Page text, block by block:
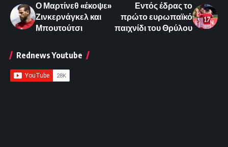
Ο Μαρτίνεθ «έκοψε»
Ζινκερνάγκελ και
Μπουτούτσι
Εντός έδρας το
πρώτο ευρωπαϊκό
παιχνίδι του Θρύλου
Rednews Youtube